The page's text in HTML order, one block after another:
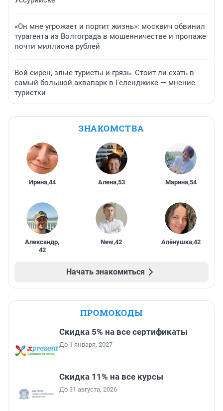
«Он мне угрожает и портит жизнь»: москвич обвинил
турагента из Волгограда в мошенничестве и пропаже
почти миллиона рублей
Вой сирен, злые туристы и грязь. Стоит ли ехать в
самый большой аквапарк в Геленджике — мнение
туристки
ЗНАКОМСТВА
Ирина,44 Алена,53 Марина,54
Александр,
42
New,42 Алёнушка,42
Начать знакомиться
ПРОМОКОДЫ
Скидка 5% на все сертификаты
До 1 января, 2027
Скидка 11% на все курсы
До 31 августа, 2026